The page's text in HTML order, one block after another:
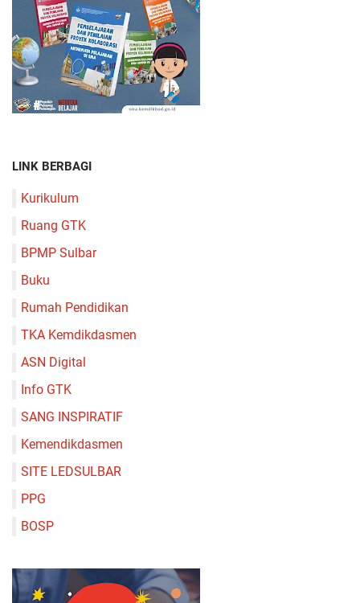
LINK BERBAGI
Kurikulum
Ruang GTK
BPMP Sulbar
Buku
Rumah Pendidikan
TKA Kemdikdasmen
ASN Digital
Info GTK
SANG INSPIRATIF
Kemendikdasmen
SITE LEDSULBAR
PPG
BOSP